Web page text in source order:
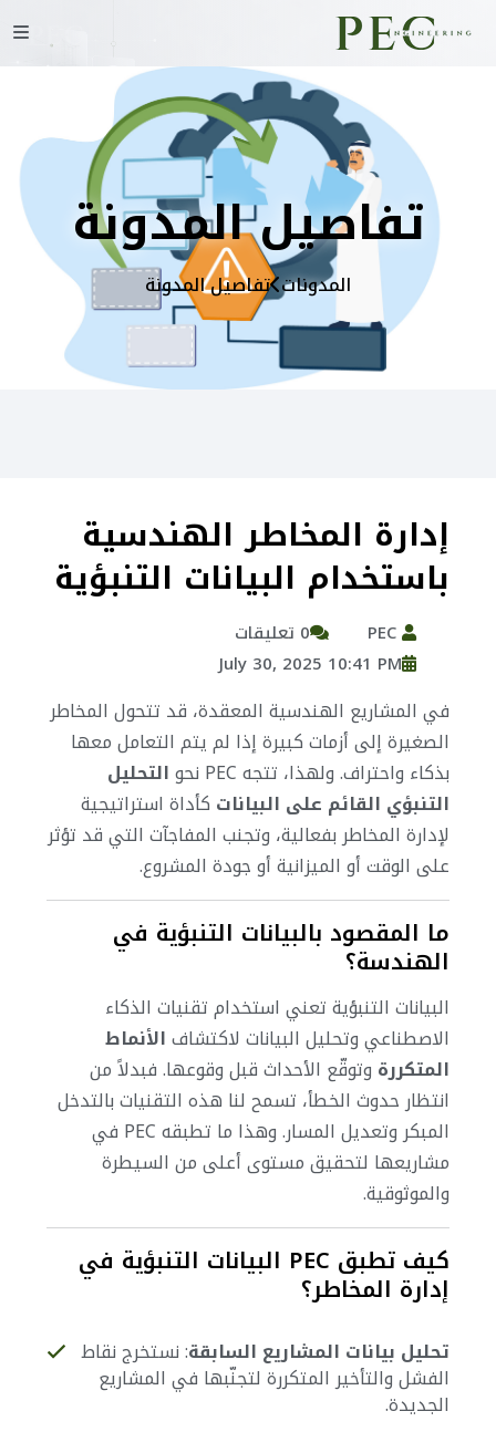
تفاصيل المدونة
المدونات تفاصيل المدونة
إدارة المخاطر الهندسية
باستخدام البيانات التنبؤية
0 تعليقات
July 30, 2025 10:41 PM
في المشاريع الهندسية المعقدة، قد تتحول المخاطر
الصغيرة إلى أزمات كبيرة إذا لم يتم التعامل معها
بذكاء واحتراف. ولهذا، تتجه PEC نحو
التحليل
التنبؤي القائم على البيانات كأداة استراتيجية
لإدارة المخاطر بفعالية، وتجنب المفاجآت التي قد تؤثر
على الوقت أو الميزانية أو جودة المشروع.
ما المقصود بالبيانات التنبؤية في
الهندسة؟
البيانات التنبؤية تعني استخدام تقنيات الذكاء
الاصطناعي وتحليل البيانات لاكتشافالأنماط
المتكررة وتوقّع الأحداث قبل وقوعها.فبدلاً من
انتظار حدوث الخطأ، تسمح لنا هذه التقنيات بالتدخل
المبكر وتعديل المسار. وهذا ما تطبقه PEC في
مشاريعها لتحقيق مستوى أعلى من السيطرة
والموثوقية.
كيف تطبق PEC البيانات التنبؤية في
إدارة المخاطر؟
تحليل بيانات المشاريع السابقة: نستخرج نقاط
الفشل والتأخير المتكررة لتجنّبها في المشاريع
الجديدة.